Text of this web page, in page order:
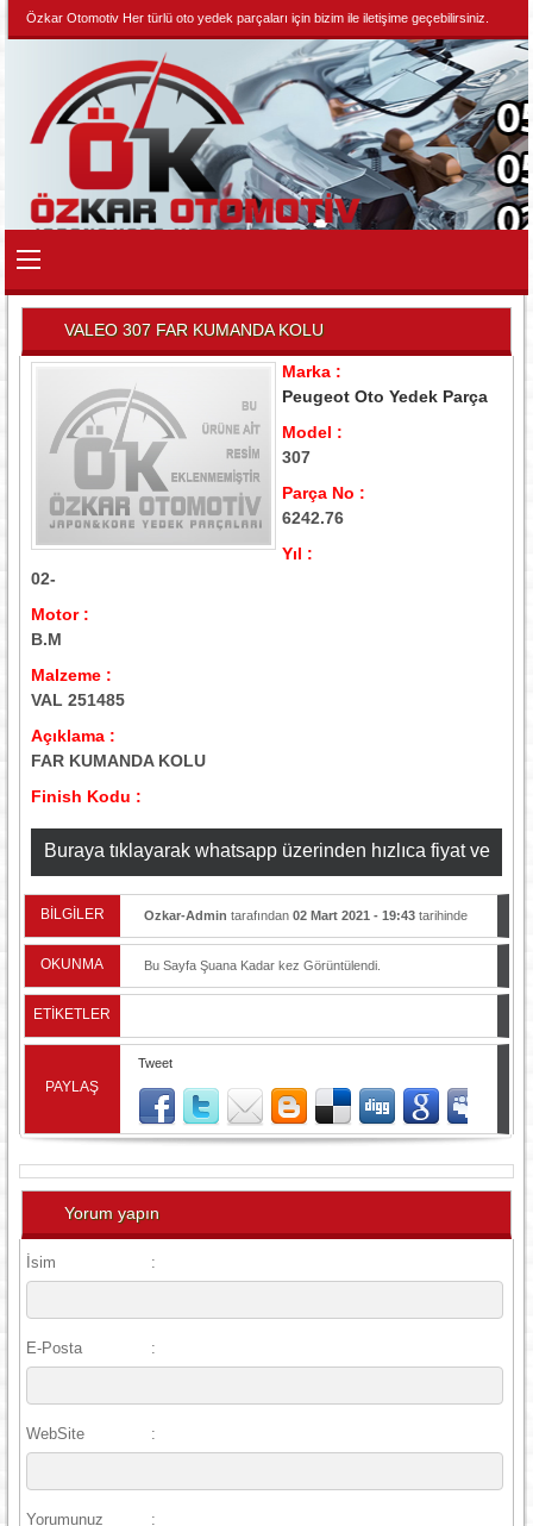
Özkar Otomotiv Her türlü oto yedek parçaları için bizim ile iletişime geçebilirsiniz.
VALEO 307 FAR KUMANDA KOLU
Marka :
Peugeot Oto Yedek Parça
Model :
307
Parça No :
6242.76
Yıl :
02-
Motor :
B.M
Malzeme :
VAL 251485
Açıklama :
FAR KUMANDA KOLU
Finish Kodu :
Buraya tıklayarak whatsapp üzerinden hızlıca fiyat ve
stok bilgisi alabilirsiniz
BİLGİLER Ozkar-Admin tarafından 02 Mart 2021 - 19:43tarihinde
OKUNMA Bu Sayfa Şuana Kadar kez Görüntülendi.
ETİKETLER
PAYLAŞ
Tweet
Yorum yapın
İsim :
E-Posta :
WebSite :
Yorumunuz :